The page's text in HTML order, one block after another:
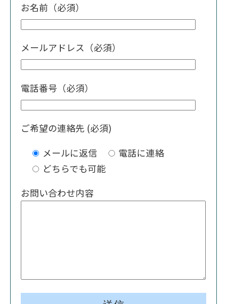
お名前（必須）
メールアドレス（必須）
電話番号（必須）
ご希望の連絡先 (必須)
メールに返信
電話に連絡
どちらでも可能
お問い合わせ内容